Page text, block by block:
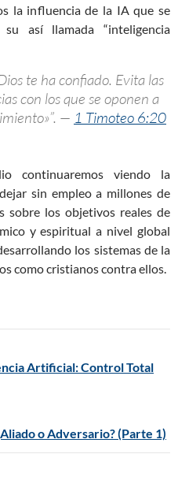
la influencia de la IA que se
así llamada “inteligencia
te ha confiado. Evita las
con los que se oponen a
— 1 Timoteo 6:20
continuaremos viendo la
sin empleo a millones de
sobre los objetivos reales de
y espiritual a nivel global
los sistemas de la
como cristianos contra ellos.
Artificial: Control Total
o Adversario? (Parte 1)